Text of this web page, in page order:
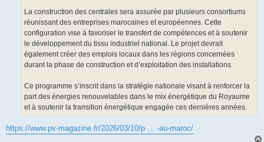
La construction des centrales sera assurée par plusieurs consortiums
réunissant des entreprises marocaines et européennes. Cette
configuration vise à favoriser le transfert de compétences et à soutenir
le développement du tissu industriel national. Le projet devrait
également créer des emplois locaux dans les régions concernées
durant la phase de construction et d’exploitation des installations.
Ce programme s’inscrit dans la stratégie nationale visant à renforcer la
part des énergies renouvelables dans le mix énergétique du Royaume
et à soutenir la transition énergétique engagée ces dernières années.
https://www.pv-magazine.fr/2026/03/10/p ... -au-maroc/